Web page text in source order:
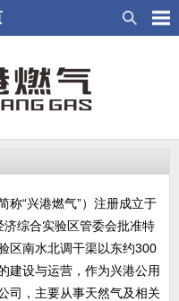
称“兴港燃气”）注册成立于
综合实验区管委会批准特
区南水北调干渠以东约300
建设与运营，作为兴港公用
司，主要从事天然气及相关